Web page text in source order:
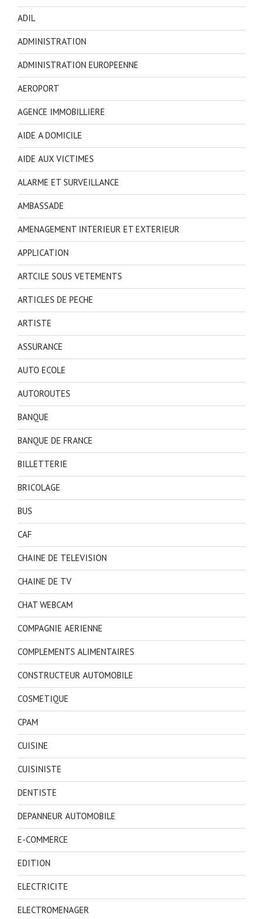
ADIL
ADMINISTRATION
ADMINISTRATION EUROPEENNE
AEROPORT
AGENCE IMMOBILLIERE
AIDE A DOMICILE
AIDE AUX VICTIMES
ALARME ET SURVEILLANCE
AMBASSADE
AMENAGEMENT INTERIEUR ET EXTERIEUR
APPLICATION
ARTCILE SOUS VETEMENTS
ARTICLES DE PECHE
ARTISTE
ASSURANCE
AUTO ECOLE
AUTOROUTES
BANQUE
BANQUE DE FRANCE
BILLETTERIE
BRICOLAGE
BUS
CAF
CHAINE DE TELEVISION
CHAINE DE TV
CHAT WEBCAM
COMPAGNIE AERIENNE
COMPLEMENTS ALIMENTAIRES
CONSTRUCTEUR AUTOMOBILE
COSMETIQUE
CPAM
CUISINE
CUISINISTE
DENTISTE
DEPANNEUR AUTOMOBILE
E-COMMERCE
EDITION
ELECTRICITE
ELECTROMENAGER